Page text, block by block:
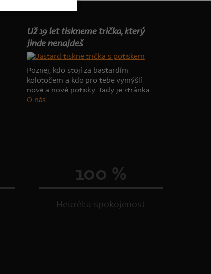
Už 19 let tiskneme trička, který
jinde nenajdeš
Poznej, kdo stojí za bastardím
kolotočem a kdo pro tebe vymýšlí
nové a nové potisky. Tady je stránka
O nás.
100 %
Heuréka spokojenost